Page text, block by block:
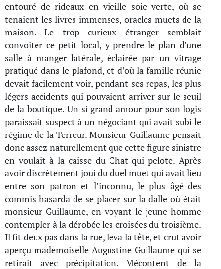
entouré de rideaux en vieille soie verte, où se
tenaient les livres immenses, oracles muets de la
maison. Le trop curieux étranger semblait
convoiter ce petit local, y prendre le plan d’une
salle à manger latérale, éclairée par un vitrage
pratiqué dans le plafond, et d’où la famille réunie
devait facilement voir, pendant ses repas, les plus
légers accidents qui pouvaient arriver sur le seuil
de la boutique. Un si grand amour pour son logis
paraissait suspect à un négociant qui avait subi le
régime de la Terreur. Monsieur Guillaume pensait
donc assez naturellement que cette figure sinistre
en voulait à la caisse du Chat-qui-pelote. Après
avoir discrètement joui du duel muet qui avait lieu
entre son patron et l’inconnu, le plus âgé des
commis hasarda de se placer sur la dalle où était
monsieur Guillaume, en voyant le jeune homme
contempler à la dérobée les croisées du troisième.
Il fit deux pas dans la rue, leva la tête, et crut avoir
aperçu mademoiselle Augustine Guillaume qui se
retirait avec précipitation. Mécontent de la